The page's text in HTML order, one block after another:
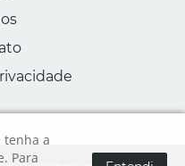
tenha a
Para